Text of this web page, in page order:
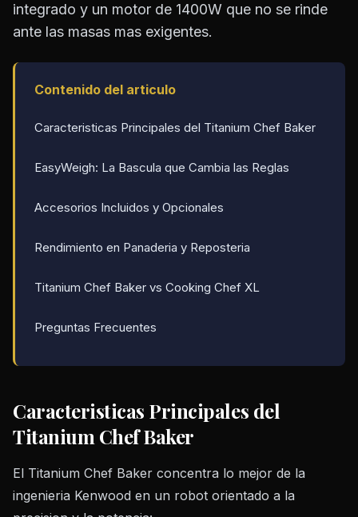
integrado y un motor de 1400W que no se rinde
ante las masas mas exigentes.
Contenido del articulo
Caracteristicas Principales del Titanium Chef Baker
EasyWeigh: La Bascula que Cambia las Reglas
Accesorios Incluidos y Opcionales
Rendimiento en Panaderia y Reposteria
Titanium Chef Baker vs Cooking Chef XL
Preguntas Frecuentes
Caracteristicas Principales del
Titanium Chef Baker
El Titanium Chef Baker concentra lo mejor de la
ingenieria Kenwood en un robot orientado a la